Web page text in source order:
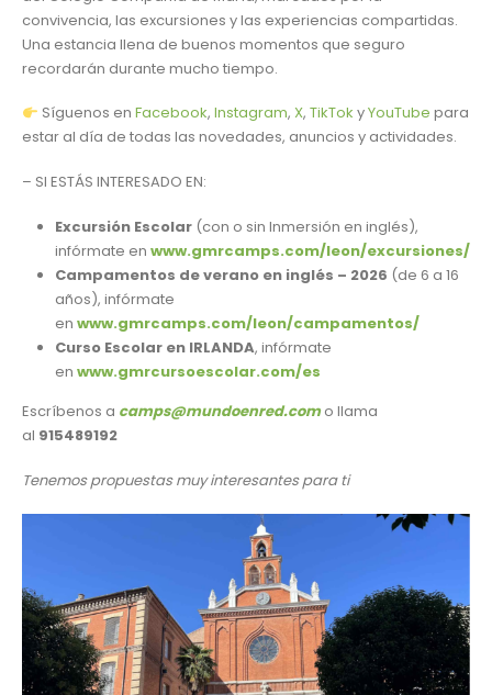
convivencia, las excursiones y las experiencias compartidas.
Una estancia llena de buenos momentos que seguro
recordarán durante mucho tiempo.
Síguenos en Facebook, Instagram, X, TikTok yYouTube para
estar al día de todas las novedades, anuncios y actividades.
– SI ESTÁS INTERESADO EN:
Excursión Escolar(con o sin Inmersión en inglés),
infórmate en www.gmrcamps.com/leon/excursiones/
Campamentos de verano en inglés – 2026 (de 6 a 16
años), infórmate
en www.gmrcamps.com/leon/campamentos/
Curso Escolar en IRLANDA, infórmate
en www.gmrcursoescolar.com/es
Escríbenos a camps@mundoenred.como llama
al 915489192
Tenemos propuestas muy interesantes para ti